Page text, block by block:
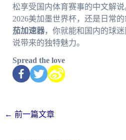
松享受国内体育赛事的中文解
2026美加墨世界杯，还是日常
茄加速器，你就能和国内的球
说带来的独特魅力。
Spread the love
← 前一篇文章